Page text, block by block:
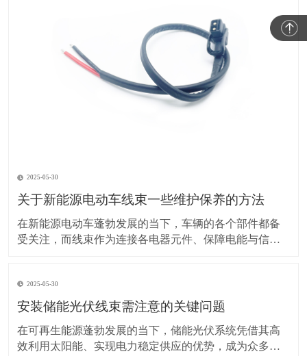
2025-05-30
关于新能源电动车线束一些维护保养的方法
在新能源电动车蓬勃发展的当下，车辆的各个部件都备
受关注，而线束作为连接各电器元件、保障电能与信号
让车辆运行更稳定、安全，还能延长其使用寿命。 日常
驾驶习惯对线束的影响不容小觑。平稳驾驶是维护线束
2025-05-30
安装储能光伏线束需注意的关键问题
在可再生能源蓬勃发展的当下，储能光伏系统凭借其高
效利用太阳能、实现电力稳定供应的优势，成为众多领